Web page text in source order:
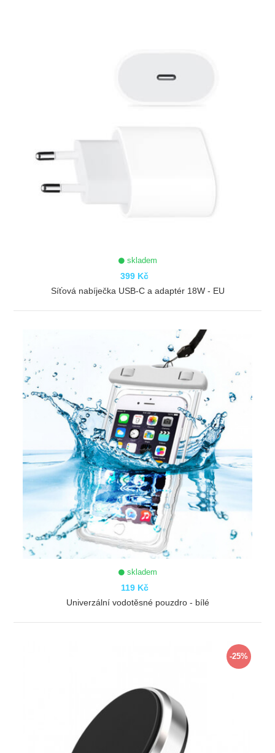
skladem
399 Kč
Síťová nabíječka USB-C a adaptér 18W - EU
skladem
119 Kč
Univerzální vodotěsné pouzdro - bílé
-25%